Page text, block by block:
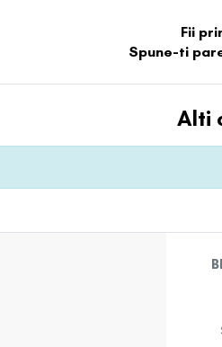
Fii
Spune-ti
Alti